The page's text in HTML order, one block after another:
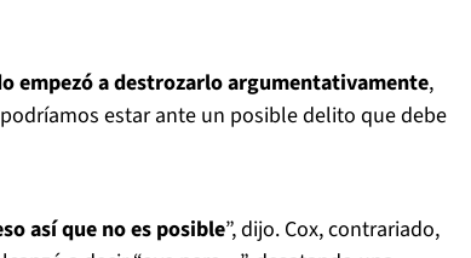
empezó a destrozarlo argumentativamente,
estar ante un posible delito que debe
así que no es posible”, dijo. Cox, contrariado,